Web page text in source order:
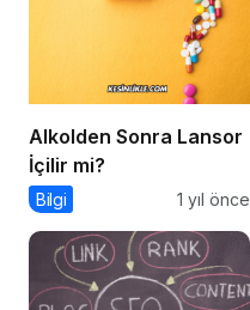
Alkolden Sonra Lansor
İçilir mi?
Bilgi 1 yıl önce